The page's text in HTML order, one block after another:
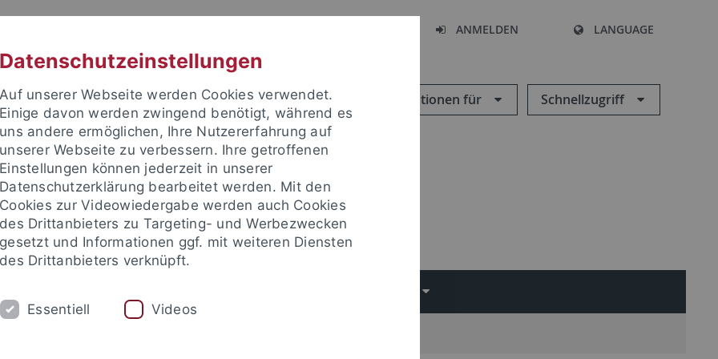
ANMELDEN LANGUAGE
Informationen für Schnellzugriff
Datenschutzeinstellungen
Auf unserer Webseite werden Cookies verwendet.
Einige davon werden zwingend benötigt, während es
uns andere ermöglichen, Ihre Nutzererfahrung auf
unserer Webseite zu verbessern. Ihre getroffenen
Einstellungen können jederzeit in unserer
Datenschutzerklärung bearbeitet werden. Mit den
Cookies zur Videowiedergabe werden auch Cookies
des Drittanbieters zu Targeting- und Werbezwecken
gesetzt und Informationen ggf. mit weiteren Diensten
des Drittanbieters verknüpft.
Essentiell Videos